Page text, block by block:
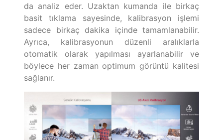
da analiz eder. Uzaktan kumanda ile birkaç
basit tıklama sayesinde, kalibrasyon işlemi
sadece birkaç dakika içinde tamamlanabilir.
Ayrıca, kalibrasyonun düzenli aralıklarla
otomatik olarak yapılması ayarlanabilir ve
böylece her zaman optimum görüntü kalitesi
sağlanır.